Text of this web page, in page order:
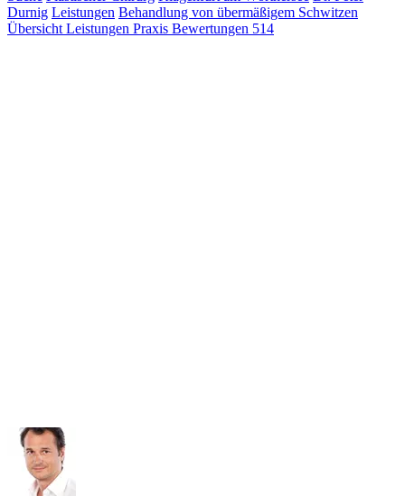
Durnig Leistungen Behandlung von übermäßigem Schwitzen
Übersicht Leistungen Praxis Bewertungen 514